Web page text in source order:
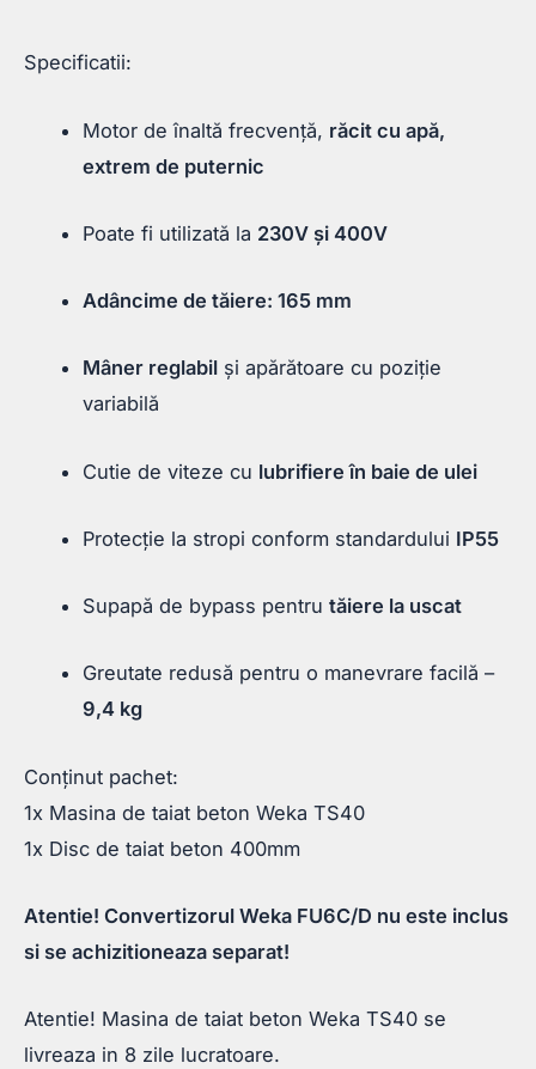
Specificatii:
Motor de înaltă frecvență, răcit cu apă,
extrem de puternic
Poate fi utilizată la 230V și 400V
Adâncime de tăiere: 165 mm
Mâner reglabil și apărătoare cu poziție
variabilă
Cutie de viteze cu lubrifiere în baie de ulei
Protecție la stropi conform standardului IP55
Supapă de bypass pentrutăiere la uscat
Greutate redusă pentru o manevrare facilă –
9,4 kg
Conținut pachet:
1x Masina de taiat beton Weka TS40
1x Disc de taiat beton 400mm
Atentie! Convertizorul Weka FU6C/D nu este inclus
si se achizitioneaza separat!
Atentie! Masina de taiat beton Weka TS40 se
livreaza in 8 zile lucratoare.